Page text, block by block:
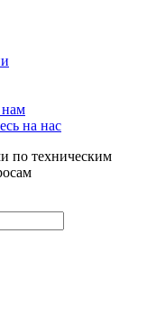
на нас
по техническим